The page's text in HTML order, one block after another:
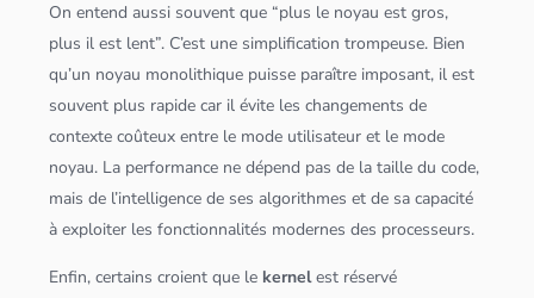
On entend aussi souvent que “plus le noyau est gros,
plus il est lent”. C’est une simplification trompeuse. Bien
qu’un noyau monolithique puisse paraître imposant, il est
souvent plus rapide car il évite les changements de
contexte coûteux entre le mode utilisateur et le mode
noyau. La performance ne dépend pas de la taille du code,
mais de l’intelligence de sesalgorithmes et de sa capacité
à exploiter les fonctionnalités modernes des processeurs.
Enfin, certains croient que le kernelest réservé